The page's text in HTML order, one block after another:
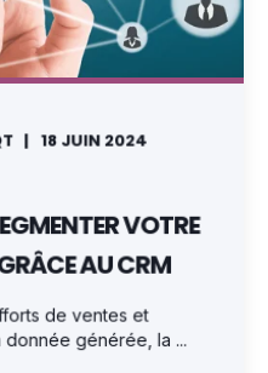
18 JUIN 2024
VOTRE
AU CRM
de ventes et
générée, la ...